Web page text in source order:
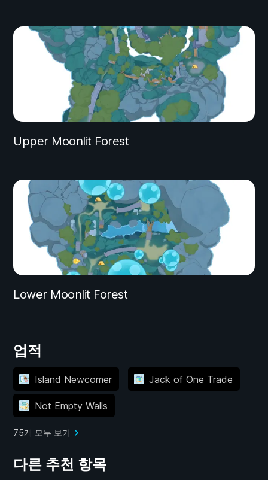
Upper Moonlit Forest
Lower Moonlit Forest
업적
Island Newcomer Jack of One Trade
Not Empty Walls
75개 모두 보기
다른 추천 항목